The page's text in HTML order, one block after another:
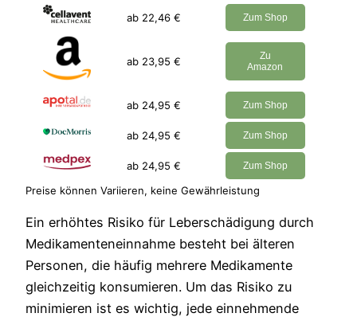
ab 22,46 € Zum Shop
ab 23,95 €
Zu
Amazon
ab 24,95 € Zum Shop
ab 24,95 € Zum Shop
ab 24,95 € Zum Shop
Preise können Variieren, keine Gewährleistung
Ein erhöhtes Risiko für Leberschädigung durch
Medikamenteneinnahme besteht bei älteren
Personen, die häufig mehrere Medikamente
gleichzeitig konsumieren. Um das Risiko zu
minimieren ist es wichtig, jede einnehmende